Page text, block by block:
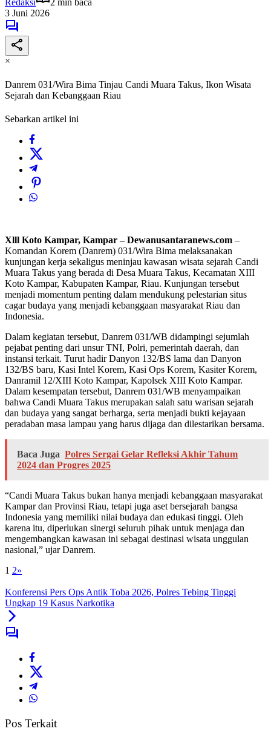
3 Juni 2026
×
Danrem 031/Wira Bima Tinjau Candi Muara Takus, Ikon Wisata
Sejarah dan Kebanggaan Riau
Sebarkan artikel ini
Xlll Koto Kampar, Kampar – Dewanusantaranews.com –
Komandan Korem (Danrem) 031/Wira Bima melaksanakan
kunjungan kerja sekaligus meninjau kawasan wisata sejarah Candi
Muara Takus yang berada di Desa Muara Takus, Kecamatan XIII
Koto Kampar, Kabupaten Kampar, Riau. Kunjungan tersebut
menjadi momentum penting dalam mendukung pelestarian situs
cagar budaya yang menjadi kebanggaan masyarakat Riau dan
Indonesia.
Dalam kegiatan tersebut, Danrem 031/WB didampingi sejumlah
pejabat penting dari unsur TNI, Polri, pemerintah daerah, dan
instansi terkait. Turut hadir Danyon 132/BS lama dan Danyon
132/BS baru, Kasi Intel Korem, Kasi Ops Korem, Kasiter Korem,
Danramil 12/XIII Koto Kampar, Kapolsek XIII Koto Kampar.
Dalam kesempatan tersebut, Danrem 031/WB menyampaikan
bahwa Candi Muara Takus merupakan salah satu warisan sejarah
dan budaya yang sangat berharga, serta menjadi bukti kejayaan
peradaban masa lampau yang harus dijaga dan dilestarikan bersama.
Baca Juga Polres Sergai Gelar Refleksi Akhir Tahum
2024 dan Progres 2025
“Candi Muara Takus bukan hanya menjadi kebanggaan masyarakat
Kampar dan Provinsi Riau, tetapi juga aset bersejarah bangsa
Indonesia yang memiliki nilai budaya dan edukasi tinggi. Oleh
karena itu, diperlukan sinergi seluruh pihak untuk menjaga dan
mengembangkan kawasan ini sebagai destinasi wisata unggulan
nasional,” ujar Danrem.
1 2»
Konferensi Pers Ops Antik Toba 2026, Polres Tebing Tinggi
Ungkap 19 Kasus Narkotika
Pos Terkait